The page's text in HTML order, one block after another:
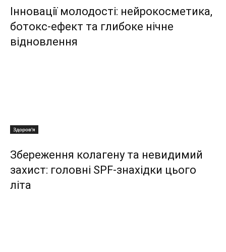
Інновації молодості: нейрокосметика,
ботокс-ефект та глибоке нічне
відновлення
Здоров'я
Збереження колагену та невидимий
захист: головні SPF-знахідки цього
літа